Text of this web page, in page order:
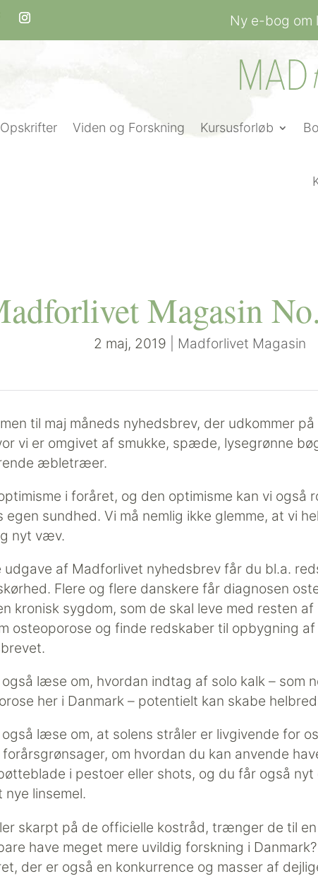
Ny e-bog om
Viden og Forskning Kursusforløb
Magasin
2 maj, 2019 Madforlivet Magasin
til maj måneds nyhedsbrev, der udkommer
vi er omgivet af smukke, spæde, lysegrønne
æbletræer.
i foråret, og den optimisme kan vi også
egen sundhed. Vi må nemlig ikke glemme, at vi
nyt væv.
udgave af Madforlivet nyhedsbrev får du bl.a.
Flere og flere danskere får diagnosen
kronisk sygdom, som de skal leve med resten
osteoporose og finde redskaber til opbygning
også læse om, hvordan indtag af solo kalk – som
her i Danmark – potentielt kan skabe
læse om, at solens stråler er livgivende for
om hvordan du kan anvende
i pestoer eller shots, og du får også nyt
nye linsemel.
skarpt på de officielle kostråd, trænger de til
have meget mere uvildig forskning i
der er også en konkurrence og masser af